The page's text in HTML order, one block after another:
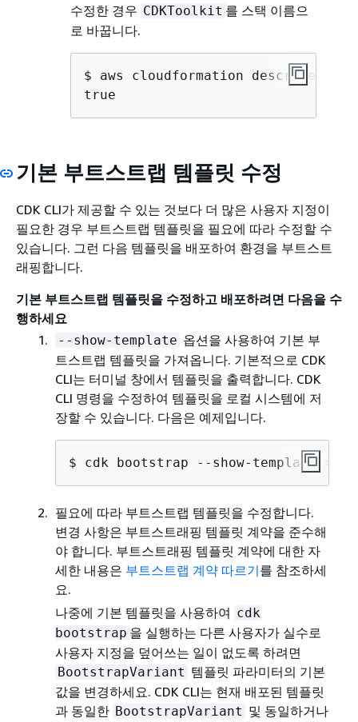
수정한 경우 CDKToolkit 를 스택 이름으
로 바꿉니다.
$ aws cloudformation describe-
true
기본 부트스트랩 템플릿 수정
CDK CLI가 제공할 수 있는 것보다 더 많은 사용자 지정이
필요한 경우 부트스트랩 템플릿을 필요에 따라 수정할 수
있습니다. 그런 다음 템플릿을 배포하여 환경을 부트스트
래핑합니다.
기본 부트스트랩 템플릿을 수정하고 배포하려면 다음을 수
행하세요
--show-template 옵션을 사용하여 기본 부
트스트랩 템플릿을 가져옵니다. 기본적으로 CDK
CLI는 터미널 창에서 템플릿을 출력합니다. CDK
CLI 명령을 수정하여 템플릿을 로컬 시스템에 저
장할 수 있습니다. 다음은 예제입니다.
$ cdk bootstrap --show-template >
필요에 따라 부트스트랩 템플릿을 수정합니다.
변경 사항은 부트스트래핑 템플릿 계약을 준수해
야 합니다. 부트스트래핑 템플릿 계약에 대한 자
세한 내용은 부트스트랩 계약 따르기를 참조하세
요.
나중에 기본 템플릿을 사용하여 cdk
bootstrap 을 실행하는 다른 사용자가 실수로
사용자 지정을 덮어쓰는 일이 없도록 하려면
BootstrapVariant 템플릿 파라미터의 기본
값을 변경하세요. CDK CLI는 현재 배포된 템플릿
과 동일한 BootstrapVariant 및 동일하거나